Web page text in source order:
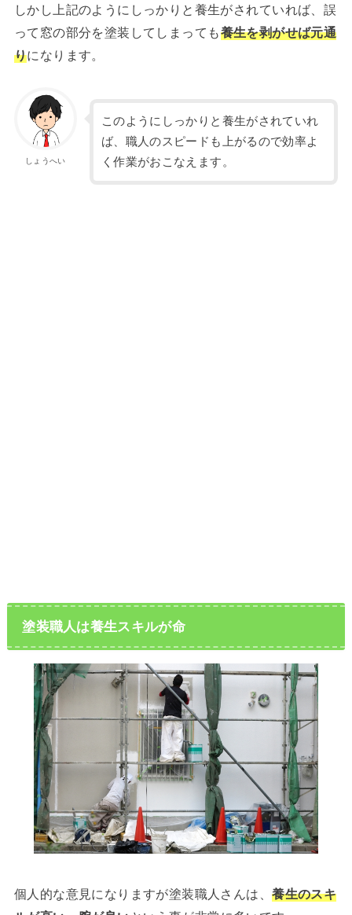
しかし上記のようにしっかりと養生がされていれば、誤
って窓の部分を塗装してしまっても養生を剥がせば元通
りになります。
しょうへい
このようにしっかりと養生がされていれ
ば、職人のスピードも上がるので効率よ
く作業がおこなえます。
塗装職人は養生スキルが命
個人的な意見になりますが塗装職人さんは、養生のスキ